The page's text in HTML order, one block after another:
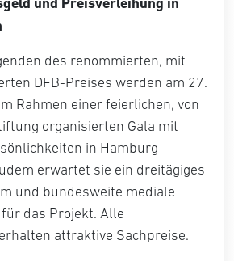
des renommierten, mit
DFB-Preises werden am 27.
Rahmen einer feierlichen, von
organisierten Gala mit
in Hamburg
erwartet sie ein dreitägiges
und bundesweite mediale
das Projekt. Alle
attraktive Sachpreise.